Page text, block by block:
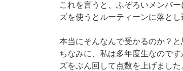
これを言うと、ふぞろいメンバ
ズを使うとルーティーンに落と
本当にそんなんで受かるのか？
ちなみに、私は多年度生なので
ズをぶん回して点数を上げました